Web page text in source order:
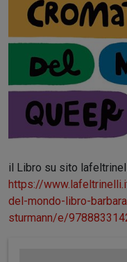
il Libro su sito
https://
del-mondo-libro-
sturmann/e/